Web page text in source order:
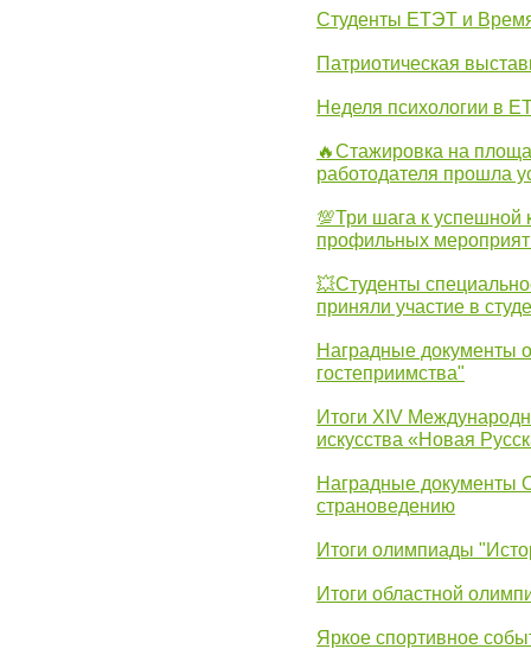
Студенты ЕТЭТ и
Патриотическая
Неделя психологии в
🔥Стажировка на
работодателя прошла
💯Три шага к успешной
профильных
💥Студенты
приняли участие в
Наградные документы
гостеприимства"
Итоги XIV
искусства «Новая
Наградные документы
страноведению
Итоги олимпиады
Итоги областной
Яркое спортивное